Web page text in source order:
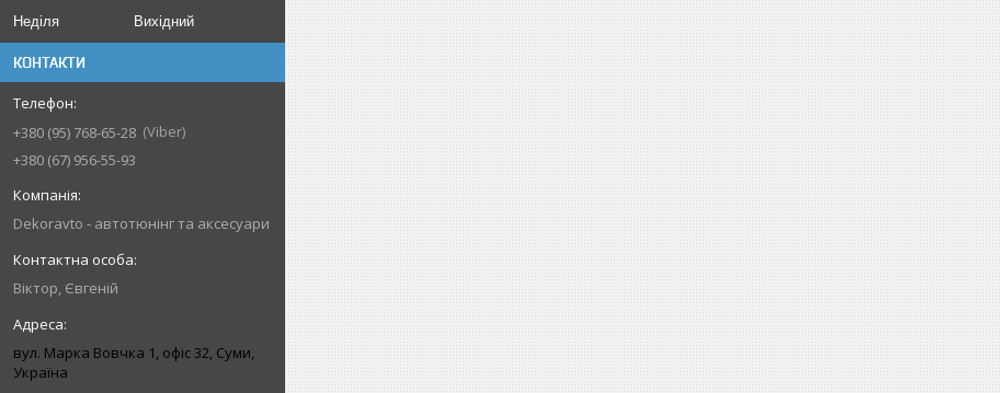
Неділя
Вихідний
КОНТАКТИ
+380 (95) 768-65-28 Viber
+380 (67) 956-55-93
Dekoravto - автотюнінг та аксесуари
Віктор, Євгеній
вул. Марка Вовчка 1, офіс 32, Суми,
Україна